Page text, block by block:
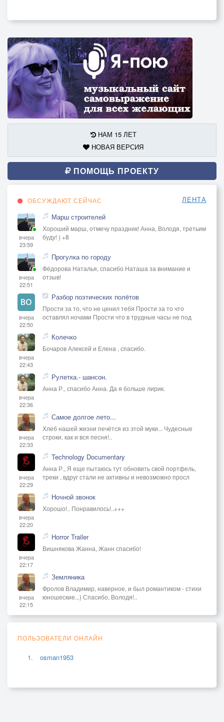
НАМ 15 ЛЕТ
НОВАЯ ВЕРСИЯ
ПОМОЩЬ ПРОЕКТУ
ОБСУЖДАЮТ СЕЙЧАС ЛЕНТА
вчера
23:59
Марш строителей
Хороший марш, отмечу праздник! Анна, Володя, третьим
буду! ) +8
вчера
22:51
Прогулка по городу
Фёдорова Наталья, спасибо Наташа за внимание и
отзыв!
вчера
22:50
Разбор поэтических полётов
Прости за то, что не ценил тебя Прости за то что
оставлял ночами Прости что в трудные часы не под
вчера
22:43
Колечко
Бочаров Алексей и Елена , спасибо.
вчера
22:36
Рулетка.- шансон.
Анна Р., спасибо Анна. Да я больше лирик.
вчера
22:33
Самое долгое лето...
Хлеб нашей жизни печётся из этой муки... Чудесные
строки, как и вся песня!..
вчера
22:29
Technology Documentary
Анна Р., Я еще пытаюсь тут обновить свой портфель,
треки , вдруг стали не активны и невозможно просл
вчера
22:20
Ночной звонок
Хорошо!.. Понравилось!..+++
вчера
22:17
Horror Trailer
Вишнякова Жанна, Жанн спасибо!
вчера
22:15
Земляника
Фролов Владимир, наверное, и был романтиком - стихи
юношеские...) Спасибо, Володя!..
ПОЛЬЗОВАТЕЛИ ОНЛАЙН
osman1953